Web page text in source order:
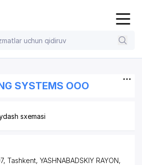
SYSTEMS OOO
sxemasi
Tashkent, YASHNABADSKIY RAYON,